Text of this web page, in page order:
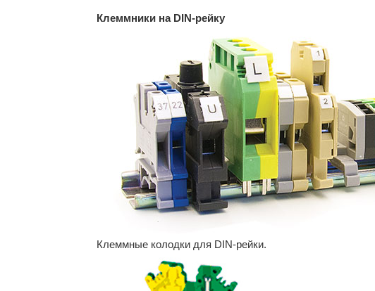
Клеммники на DIN-рейку
Клеммные колодки для DIN-рейки.